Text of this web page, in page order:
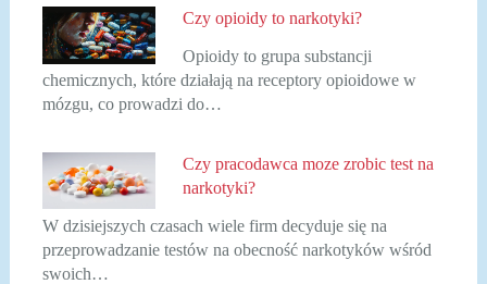
Czy opioidy to narkotyki?
Opioidy to grupa substancji
chemicznych, które działają na receptory opioidowe w
mózgu, co prowadzi do…
Czy pracodawca moze zrobic test na
narkotyki?
W dzisiejszych czasach wiele firm decyduje się na
przeprowadzanie testów na obecność narkotyków wśród
swoich…